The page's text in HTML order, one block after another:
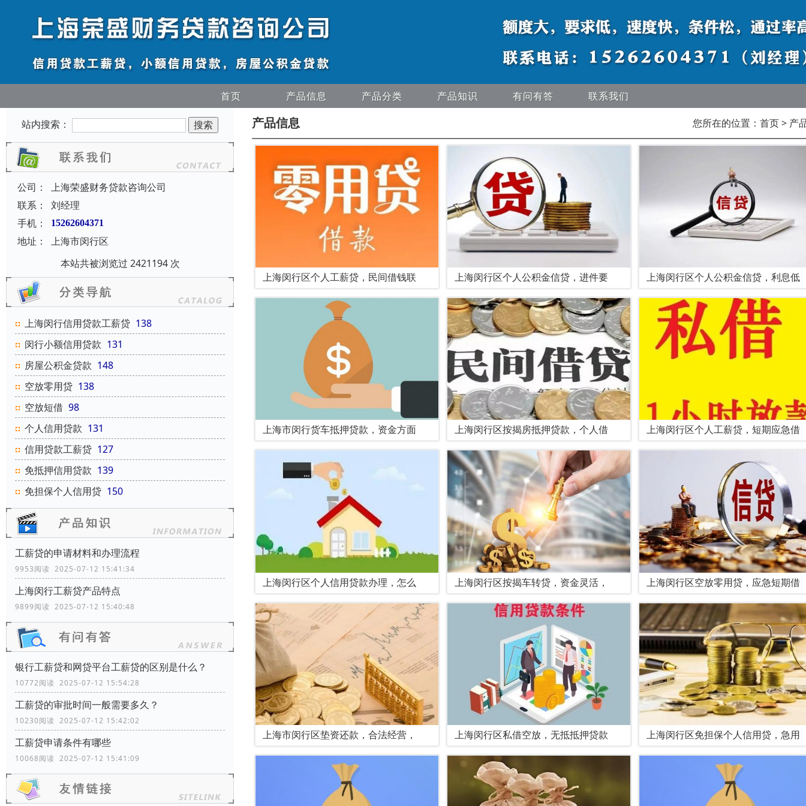
首页 产品信息 产品分类 产品知识 有问有答 联系我们
站内搜索：
公司：
上海荣盛财务贷款咨询公司
联系：
刘经理
手机：
15262604371
地址：
上海市闵行区
本站共被浏览过 2421194 次
上海闵行信用贷款工薪贷 138
闵行小额信用贷款 131
房屋公积金贷款 148
空放零用贷 138
空放短借 98
个人信用贷款 131
信用贷款工薪贷 127
免抵押信用贷款 139
免担保个人信用贷 150
工薪贷的申请材料和办理流程
9953阅读 2025-07-12 15:41:34
上海闵行工薪贷产品特点
9899阅读 2025-07-12 15:40:48
银行工薪贷和网贷平台工薪贷的区别是什么？
10772阅读 2025-07-12 15:54:28
工薪贷的审批时间一般需要多久？
10230阅读 2025-07-12 15:42:02
工薪贷申请条件有哪些
10068阅读 2025-07-12 15:41:09
产品信息 您所在的位置： 首页> 产
上海闵行区个人工薪贷，民间借钱联 上海闵行区个人公积金信贷，进件要 上海闵行区个人公积金信贷，利息低
上海市闵行货车抵押贷款，资金方面 上海闵行区按揭房抵押贷款，个人借 上海闵行区个人工薪贷，短期应急借
上海闵行区个人信用贷款办理，怎么 上海闵行区按揭车转贷，资金灵活， 上海闵行区空放零用贷，应急短期借
上海市闵行区垫资还款，合法经营， 上海闵行区私借空放，无抵抵押贷款 上海闵行区免担保个人信用贷，急用